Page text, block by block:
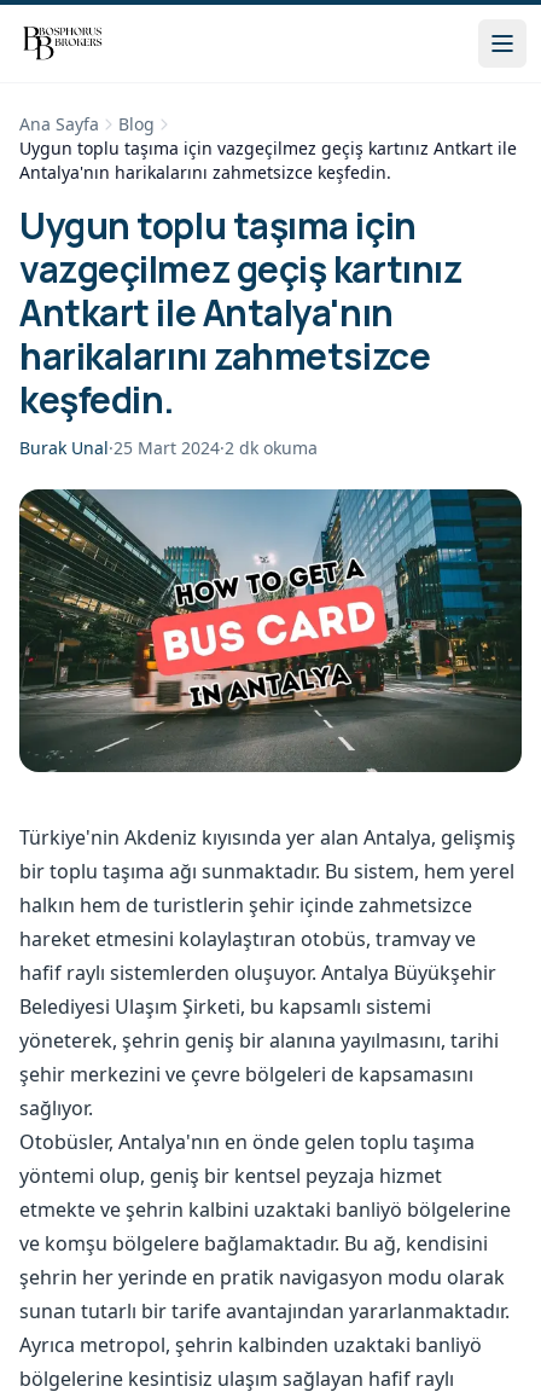
Ana Sayfa
Blog
Uygun toplu taşıma için vazgeçilmez geçiş kartınız Antkart ile
Antalya'nın harikalarını zahmetsizce keşfedin.
Uygun toplu taşıma için
vazgeçilmez geçiş kartınız
Antkart ile Antalya'nın
harikalarını zahmetsizce
keşfedin.
Burak Unal·25 Mart 2024·2 dk okuma
Türkiye'nin Akdeniz kıyısında yer alan Antalya, gelişmiş
bir toplu taşıma ağı sunmaktadır. Bu sistem, hem yerel
halkın hem de turistlerin şehir içinde zahmetsizce
hareket etmesini kolaylaştıran otobüs, tramvay ve
hafif raylı sistemlerden oluşuyor. Antalya Büyükşehir
Belediyesi Ulaşım Şirketi, bu kapsamlı sistemi
yöneterek, şehrin geniş bir alanına yayılmasını, tarihi
şehir merkezini ve çevre bölgeleri de kapsamasını
sağlıyor.
Otobüsler, Antalya'nın en önde gelen toplu taşıma
yöntemi olup, geniş bir kentsel peyzaja hizmet
etmekte ve şehrin kalbini uzaktaki banliyö bölgelerine
ve komşu bölgelere bağlamaktadır. Bu ağ, kendisini
şehrin her yerinde en pratik navigasyon modu olarak
sunan tutarlı bir tarife avantajından yararlanmaktadır.
Ayrıca metropol, şehrin kalbinden uzaktaki banliyö
bölgelerine kesintisiz ulaşım sağlayan hafif raylı